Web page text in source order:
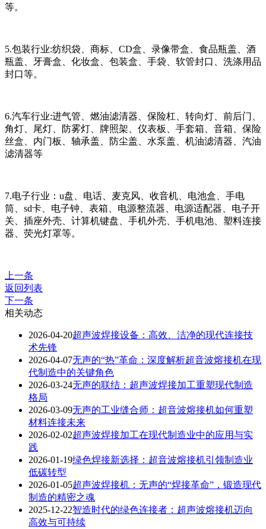
等。
5.包装行业:纺织袋、商标、CD盒、录像带盒、食品瓶盖、酒
瓶盖、牙膏盒、化妆盒、包装盒、手袋、软管封口、洗涤用品
封口等。
6.汽车行业:进气管、燃油滤清器、保险杠、转向灯、前后门、
角灯、尾灯、防雾灯、牌照架、仪表板、手套箱、音箱、保险
丝盒、内门板、轴承盖、防尘盖、水泵盖、机油滤清器、汽油
滤清器等
7.电子行业：u盘、电话、麦克风、收音机、电池盒、手电
筒、sd卡、电子钟、表箱、电源整流器、电源适配器、电子开
关、插座外壳、计算机键盘、手机外壳、手机电池、塑料连接
器、荧光灯罩等。
上一条
返回列表
下一条
相关动态
2026-04-20超声波焊接设备：高效、洁净的现代连接技
术先锋
2026-04-07无声的“热”革命：深度解析超音波熔接机在现
代制造中的关键角色
2026-03-24无声的联结：超声波焊接加工重塑现代制造
格局
2026-03-09无声的工业缝合师：超音波熔接机如何重塑
材料连接未来
2026-02-02超声波焊接加工在现代制造业中的应用与实
践
2026-01-19绿色焊接新选择：超音波熔接机引领制造业
低碳转型
2026-01-05超声波焊接机：无声的“焊接革命”，锻造现代
制造的精密之魂
2025-12-22智造时代的绿色连接者：超声波熔接机迈向
高效与可持续